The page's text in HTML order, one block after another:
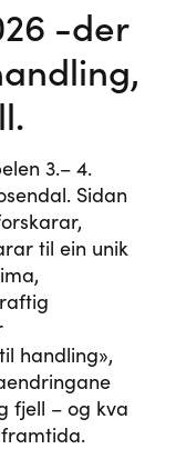
-der
3.– 4.
Sidan
til ein unik
handling»,
fjell – og kva